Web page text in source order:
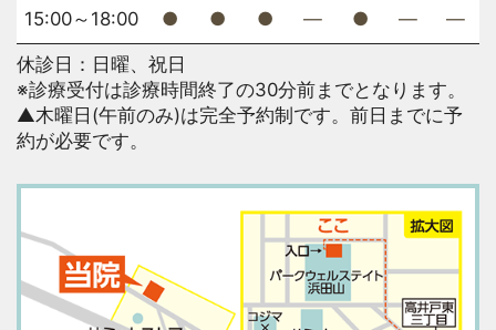
休診日：日曜、祝日
※診療受付は診療時間終了の30分前までとなります。
▲木曜日(午前のみ)は完全予約制です。前日までに予
約が必要です。
15:00～18:00 ● ● ● ― ● ― ―